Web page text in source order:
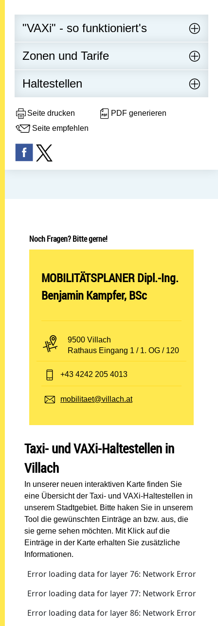
"VAXi" - so funktioniert's
Zonen und Tarife
Haltestellen
Seite drucken
PDF generieren
Seite empfehlen
Noch Fragen? Bitte gerne!
Abteilung öffnen:
MOBILITÄTSPLANER Dipl.-Ing.
Benjamin Kampfer, BSc
PLZ und Ort:
9500 Villach
Adresse:
Rathaus Eingang 1 / 1. OG / 120
Telefon:
+43 4242 205 4013
E-Mail:
mobilitaet@villach.at
Taxi- und VAXi-Haltestellen in
Villach
In unserer neuen interaktiven Karte finden Sie
eine Übersicht der Taxi- und VAXi-Haltestellen in
unserem Stadtgebiet. Bitte haken Sie in unserem
Tool die gewünschten Einträge an bzw. aus, die
sie gerne sehen möchten. Mit Klick auf die
Einträge in der Karte erhalten Sie zusätzliche
Informationen.